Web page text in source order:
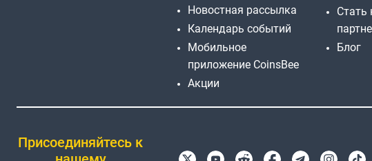
Новостная рассылка
Календарь событий
Мобильное
приложение CoinsBee
Акции
Блог
Присоединяйтесь к